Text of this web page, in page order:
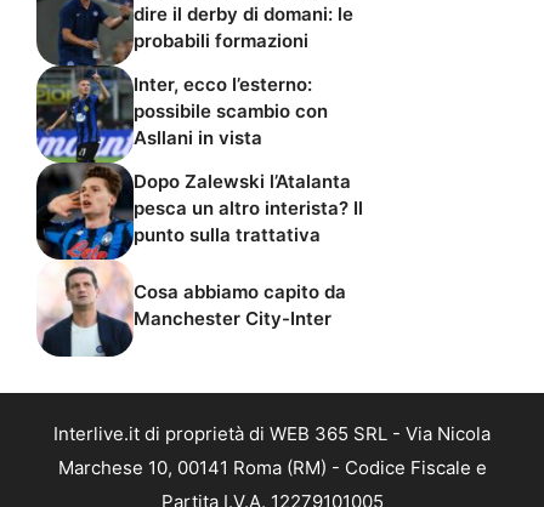
dire il derby di domani: le
probabili formazioni
Inter, ecco l’esterno:
possibile scambio con
Asllani in vista
Dopo Zalewski l’Atalanta
pesca un altro interista? Il
punto sulla trattativa
Cosa abbiamo capito da
Manchester City-Inter
Interlive.it di proprietà di WEB 365 SRL - Via Nicola
Marchese 10, 00141 Roma (RM) - Codice Fiscale e
Partita I.V.A. 12279101005